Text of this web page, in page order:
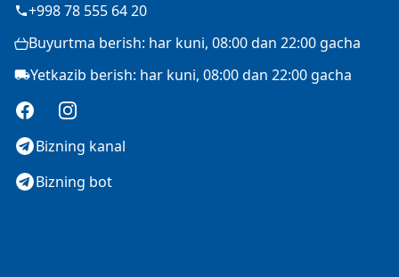
+998 78 555 64 20
Buyurtma berish: har kuni, 08:00 dan 22:00 gacha
Yetkazib berish: har kuni, 08:00 dan 22:00 gacha
FacebookInstagram
Bizning kanal
Bizning bot